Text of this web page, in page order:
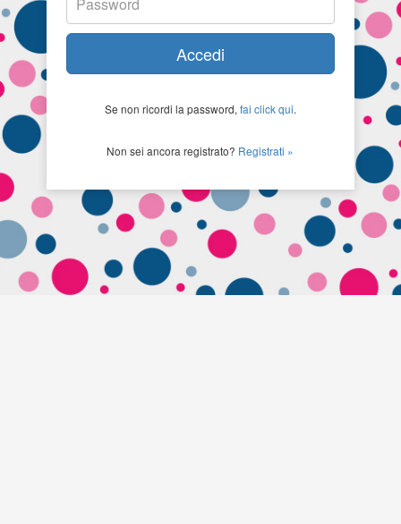
Accedi
Se non ricordi la password, fai click qui.
Non sei ancora registrato? Registrati »